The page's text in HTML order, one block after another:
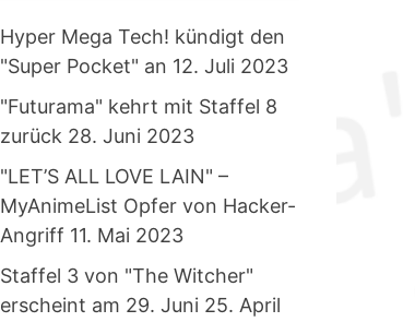
Hyper Mega Tech! kündigt den
"Super Pocket" an 12. Juli 2023
"Futurama" kehrt mit Staffel 8
zurück 28. Juni 2023
"LET’S ALL LOVE LAIN" –
MyAnimeList Opfer von Hacker-
Angriff 11. Mai 2023
Staffel 3 von "The Witcher"
erscheint am 29. Juni 25. April